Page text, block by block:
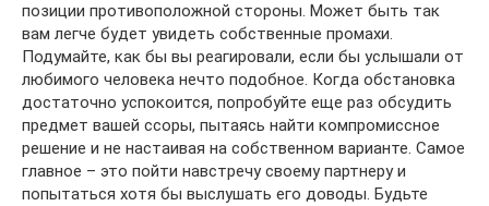
позиции противоположной стороны. Может быть так
вам легче будет увидеть собственные промахи.
Подумайте, как бы вы реагировали, если бы услышали от
любимого человека нечто подобное. Когда обстановка
достаточно успокоится, попробуйте еще раз обсудить
предмет вашей ссоры, пытаясь найти компромиссное
решение и не настаивая на собственном варианте. Самое
главное – это пойти навстречу своему партнеру и
попытаться хотя бы выслушать его доводы. Будьте